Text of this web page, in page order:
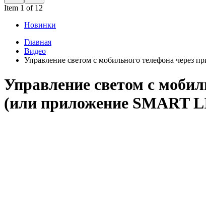
Item 1 of 12
Новинки
Главная
Видео
Управление светом с мобильного телефона
Управление светом с
(или приложение SMART